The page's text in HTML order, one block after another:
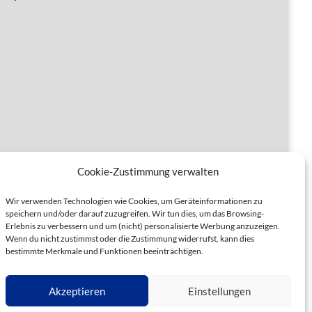
Cookie-Zustimmung verwalten
Wir verwenden Technologien wie Cookies, um Geräteinformationen zu
speichern und/oder darauf zuzugreifen. Wir tun dies, um das Browsing-
Erlebnis zu verbessern und um (nicht) personalisierte Werbung anzuzeigen.
Wenn du nicht zustimmst oder die Zustimmung widerrufst, kann dies
bestimmte Merkmale und Funktionen beeinträchtigen.
Akzeptieren Einstellungen